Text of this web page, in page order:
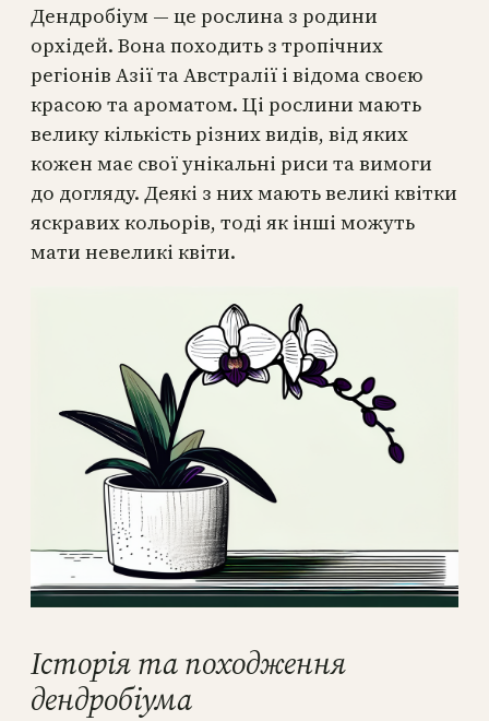
Дендробіум — це рослина з родини
орхідей. Вона походить з тропічних
регіонів Азії та Австралії і відома своєю
красою та ароматом. Ці рослини мають
велику кількість різних видів, від яких
кожен має свої унікальні риси та вимоги
до догляду. Деякі з них мають великі квітки
яскравих кольорів, тоді як інші можуть
мати невеликі квіти.
Історія та походження
дендробіума